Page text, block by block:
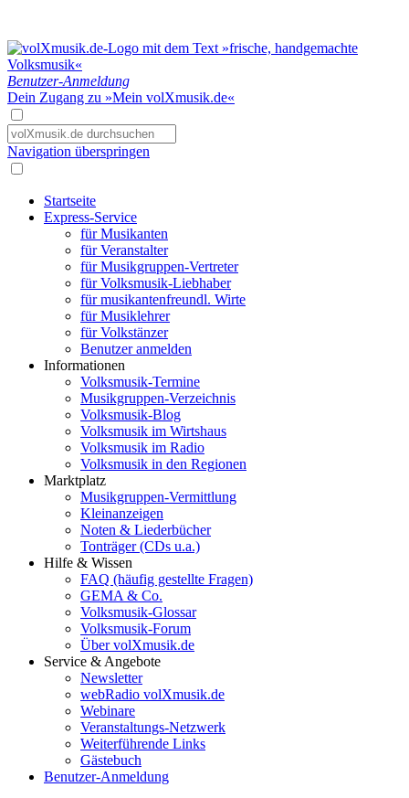
Benutzer-Anmeldung
Dein Zugang zu »Mein volXmusik.de«
Navigation überspringen
Startseite
Express-Service
für Musikanten
für Veranstalter
für Musikgruppen-Vertreter
für Volksmusik-Liebhaber
für musikantenfreundl. Wirte
für Musiklehrer
für Volkstänzer
Benutzer anmelden
Informationen
Volksmusik-Termine
Musikgruppen-Verzeichnis
Volksmusik-Blog
Volksmusik im Wirtshaus
Volksmusik im Radio
Volksmusik in den Regionen
Marktplatz
Musikgruppen-Vermittlung
Kleinanzeigen
Noten & Liederbücher
Tonträger (CDs u.a.)
Hilfe & Wissen
FAQ (häufig gestellte Fragen)
GEMA & Co.
Volksmusik-Glossar
Volksmusik-Forum
Über volXmusik.de
Service & Angebote
Newsletter
webRadio volXmusik.de
Webinare
Veranstaltungs-Netzwerk
Weiterführende Links
Gästebuch
Benutzer-Anmeldung